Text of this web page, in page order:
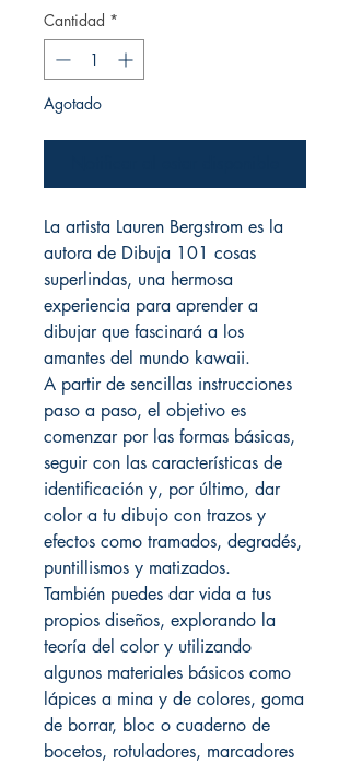
Cantidad *
Agotado
La artista Lauren Bergstrom es la
autora de Dibuja 101 cosas
superlindas, una hermosa
experiencia para aprender a
dibujar que fascinará a los
amantes del mundo kawaii.
A partir de sencillas instrucciones
paso a paso, el objetivo es
comenzar por las formas básicas,
seguir con las características de
identificación y, por último, dar
color a tu dibujo con trazos y
efectos como tramados, degradés,
puntillismos y matizados.
También puedes dar vida a tus
propios diseños, explorando la
teoría del color y utilizando
algunos materiales básicos como
lápices a mina y de colores, goma
de borrar, bloc o cuaderno de
bocetos, rotuladores, marcadores